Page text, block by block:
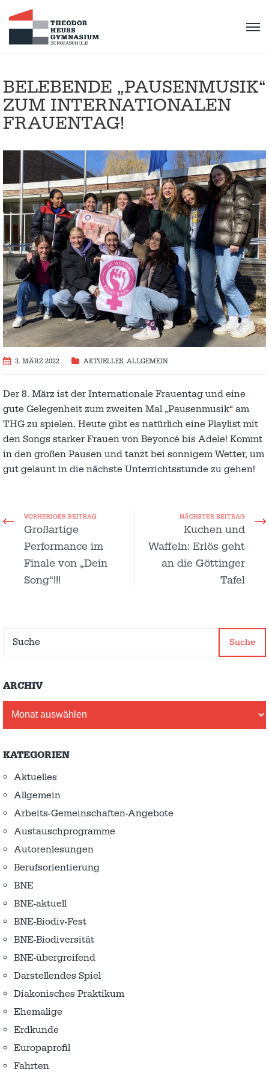
BELEBENDE „PAUSENMUSIK“
ZUM INTERNATIONALEN
FRAUENTAG!
3. MÄRZ 2022 AKTUELLES, ALLGEMEIN
Der 8. März ist der Internationale Frauentag und eine
gute Gelegenheit zum zweiten Mal „Pausenmusik“ am
THG zu spielen. Heute gibt es natürlich eine Playlist mit
den Songs starker Frauen von Beyoncé bis Adele! Kommt
in den großen Pausen und tanzt bei sonnigem Wetter, um
gut gelaunt in die nächste Unterrichtsstunde zu gehen!
VORHERIGER BEITRAG
Großartige
Performance im
Finale von „Dein
Song“!!!
NÄCHSTER BEITRAG
Kuchen und
Waffeln: Erlös geht
an die Göttinger
Tafel
Suche
ARCHIV
KATEGORIEN
Aktuelles
Allgemein
Arbeits-Gemeinschaften-Angebote
Austausch­programme
Autorenlesungen
Berufsorientierung
BNE
BNE-aktuell
BNE-Biodiv-Fest
BNE-Biodiversität
BNE-übergreifend
Darstellendes Spiel
Diakonisches Praktikum
Ehemalige
Erdkunde
Europaprofil
Fahrten